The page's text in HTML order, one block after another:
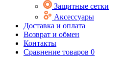
Защитные сетки
Аксессуары
Доставка и оплата
Возврат и обмен
Контакты
Сравнение товаров 0